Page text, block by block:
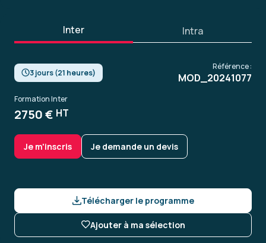
Inter Intra
3 jours (21 heures)
Référence :
MOD_20241077
Formation Inter
2750 € HT
Je m'inscris Je demande un devis
Télécharger le programme
Ajouter à ma sélection